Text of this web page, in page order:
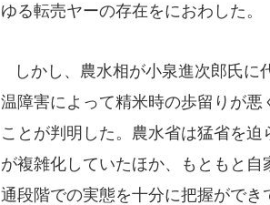
ゆる転売ヤーの存在をにおわした。
しかし、農水相が小泉進次郎氏に
温障害によって精米時の歩留りが
ことが判明した。農水省は猛省を
が複雑化していたほか、もともと
通段階での実態を十分に把握がで